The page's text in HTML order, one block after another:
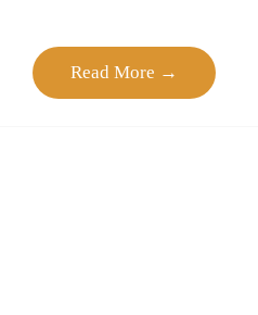
Read More →